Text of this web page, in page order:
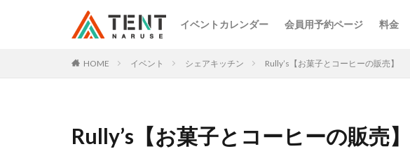
イベントカレンダー 会員用予約ページ 料金
HOME イベント シェアキッチン Rully’s【お菓子とコーヒーの販売】
Rully’s【お菓子とコーヒーの販売】